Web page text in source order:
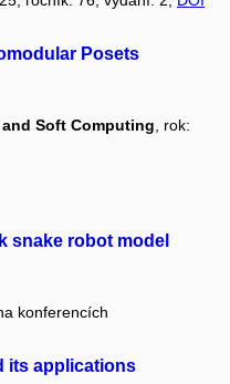
Posets
Soft Computing, rok:
snake robot model
konferencích
its applications